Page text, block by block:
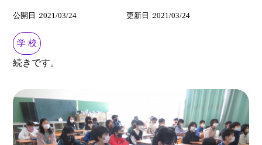
公開日 2021/03/24 更新日 2021/03/24
学 校
続きです。